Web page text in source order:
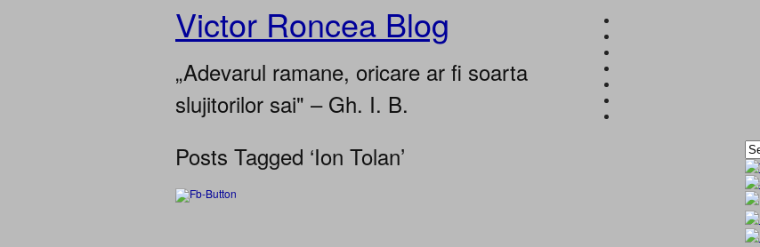
Victor Roncea Blog
„Adevarul ramane, oricare ar fi soarta
slujitorilor sai" – Gh. I. B.
Posts Tagged ‘Ion Tolan’